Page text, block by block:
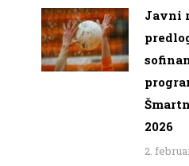
Javni
2026
2.